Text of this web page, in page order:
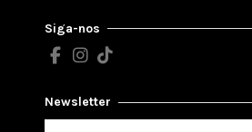
Siga-nos
Newsletter